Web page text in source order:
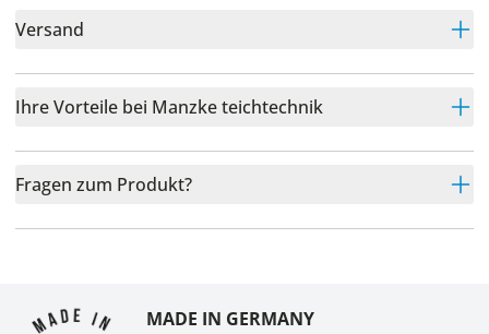
Versand
Ihre Vorteile bei Manzke teichtechnik
Fragen zum Produkt?
MADE IN GERMANY